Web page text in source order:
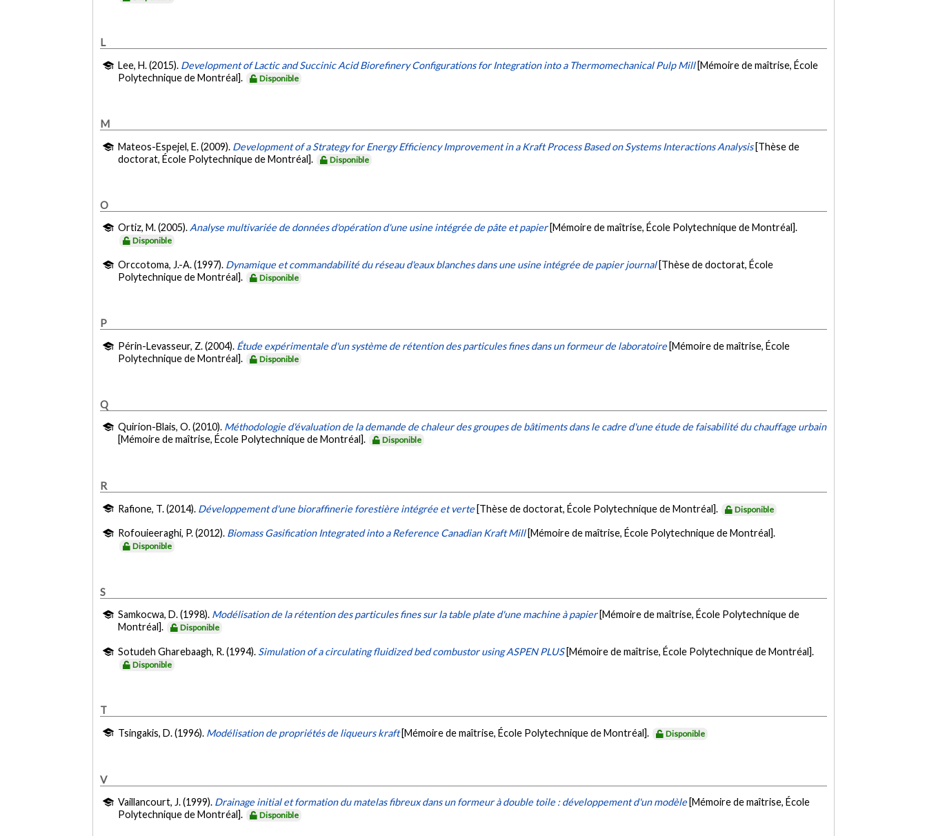
L
Lee, H. (2015). Development of Lactic and Succinic Acid Biorefinery Configurations for Integration into a Thermomechanical Pulp Mill [Mémoire de maîtrise, École
Polytechnique de Montréal].
Disponible
M
Mateos-Espejel, E. (2009). Development of a Strategy for Energy Efficiency Improvement in a Kraft Process Based on Systems Interactions Analysis [Thèse de
doctorat, École Polytechnique de Montréal].
Disponible
O
Ortiz, M. (2005). Analyse multivariée de données d'opération d'une usine intégrée de pâte et papier [Mémoire de maîtrise, École Polytechnique de Montréal].
Disponible
Orccotoma, J.-A. (1997). Dynamique et commandabilité du réseau d'eaux blanches dans une usine intégrée de papier journal [Thèse de doctorat, École
Polytechnique de Montréal].
Disponible
P
Périn-Levasseur, Z. (2004). Étude expérimentale d'un système de rétention des particules fines dans un formeur de laboratoire [Mémoire de maîtrise, École
Polytechnique de Montréal].
Disponible
Q
Quirion-Blais, O. (2010). Méthodologie d'évaluation de la demande de chaleur des groupes de bâtiments dans le cadre d'une étude de faisabilité du chauffage urbain
[Mémoire de maîtrise, École Polytechnique de Montréal].
Disponible
R
Rafione, T. (2014). Développement d'une bioraffinerie forestière intégrée et verte [Thèse de doctorat, École Polytechnique de Montréal]. Disponible
Rofouieeraghi, P. (2012). Biomass Gasification Integrated into a Reference Canadian Kraft Mill [Mémoire de maîtrise, École Polytechnique de Montréal].
Disponible
S
Samkocwa, D. (1998). Modélisation de la rétention des particules fines sur la table plate d'une machine à papier [Mémoire de maîtrise, École Polytechnique de
Montréal].
Disponible
Sotudeh Gharebaagh, R. (1994). Simulation of a circulating fluidized bed combustor using ASPEN PLUS [Mémoire de maîtrise, École Polytechnique de Montréal].
Disponible
T
Tsingakis, D. (1996). Modélisation de propriétés de liqueurs kraft [Mémoire de maîtrise, École Polytechnique de Montréal]. Disponible
V
Vaillancourt, J. (1999). Drainage initial et formation du matelas fibreux dans un formeur à double toile : développement d'un modèle [Mémoire de maîtrise, École
Polytechnique de Montréal].
Disponible